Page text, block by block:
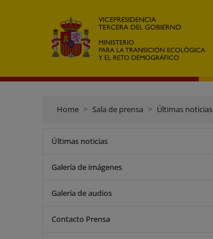
Home Sala de prensa Últimas noticias
Últimas noticias
Galería de imágenes
Galería de audios
Contacto Prensa